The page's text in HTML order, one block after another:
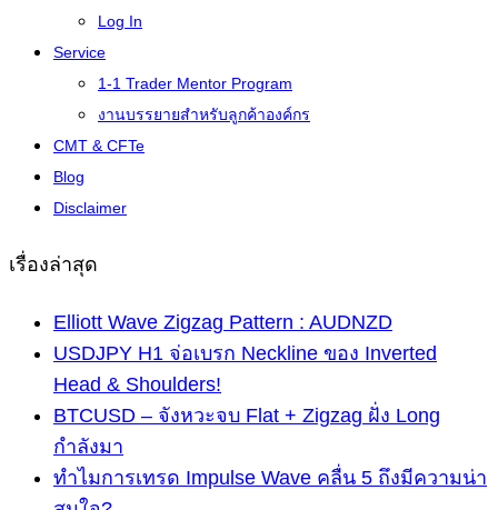
Log In
Service
1-1 Trader Mentor Program
งานบรรยายสำหรับลูกค้าองค์กร
CMT & CFTe
Blog
Disclaimer
เรื่องล่าสุด
Elliott Wave Zigzag Pattern : AUDNZD
USDJPY H1 จ่อเบรก Neckline ของ Inverted
Head & Shoulders!
BTCUSD – จังหวะจบ Flat + Zigzag ฝั่ง Long
กำลังมา
ทำไมการเทรด Impulse Wave คลื่น 5 ถึงมีความน่า